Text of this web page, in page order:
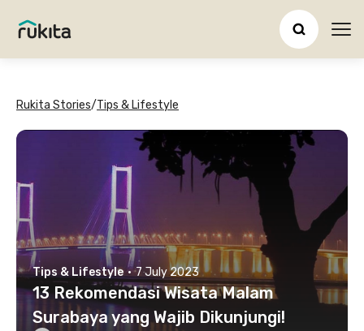
Rukita Stories/Tips & Lifestyle
Tips & Lifestyle · 7 July 2023
13 Rekomendasi Wisata Malam
Surabaya yang Wajib Dikunjungi!